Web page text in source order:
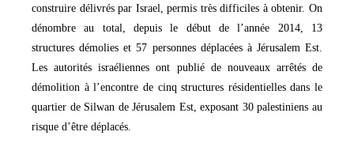
construire délivrés par Israel, permis très difficiles à obtenir. On
dénombre au total, depuis le début de l’année 2014, 13
structures démolies et 57 personnes déplacées à Jérusalem Est.
Les autorités israéliennes ont publié de nouveaux arrêtés de
démolition à l’encontre de cinq structures résidentielles dans le
quartier de Silwan de Jérusalem Est, exposant 30 palestiniens au
risque d’être déplacés.